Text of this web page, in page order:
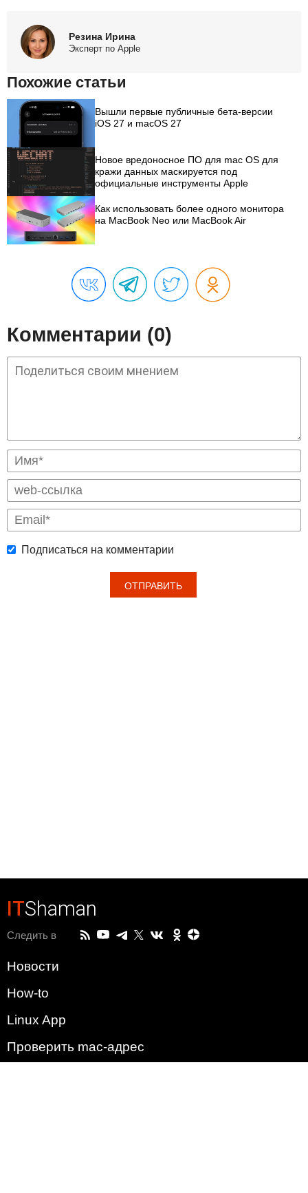
Резина Ирина
Эксперт по Apple
Похожие статьи
Вышли первые публичные бета-версии
iOS 27 и macOS 27
Новое вредоносное ПО для mac OS для
кражи данных маскируется под
официальные инструменты Apple
Как использовать более одного монитора
на MacBook Neo или MacBook Air
Комментарии (0)
Подписаться на комментарии
ITShaman
Следить в
Новости
How-to
Linux App
Проверить mac-адрес